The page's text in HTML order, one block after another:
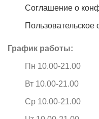
Соглашение о
Пользовательское
График работы:
Пн 10.00-21.00
Вт 10.00-21.00
Ср 10.00-21.00